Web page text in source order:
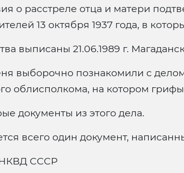
о расстреле отца и матери
13 октября 1937 года, в
выписаны 21.06.1989 г.
выборочно познакомили с
облисполкома, на котором
документы из этого дела.
всего один документ,
СССР